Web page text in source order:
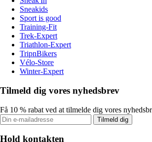
Sneakids
Sport is good
Training-Fit
Trek-Expert
Triathlon-Expert
TripnBikers
Vélo-Store
Winter-Expert
Tilmeld dig vores nyhedsbrev
Få 10 % rabat ved at tilmelde dig vores
Tilmeld dig
Hold kontakten